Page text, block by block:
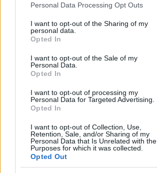
Personal Data Processing Opt Outs
I want to opt-out of the Sharing of my
personal data.
Opted In
I want to opt-out of the Sale of my
Personal Data.
Opted In
I want to opt-out of processing my
Personal Data for Targeted Advertising.
Opted In
I want to opt-out of Collection, Use,
Retention, Sale, and/or Sharing of my
Personal Data that Is Unrelated with the
Purposes for which it was collected.
Opted Out